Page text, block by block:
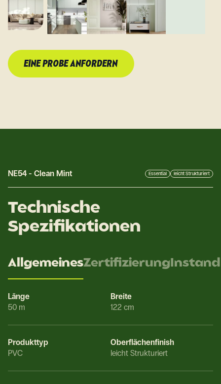
EINE PROBE ANFORDERN
NE54 - Clean Mint Essential leicht Strukturiert
Technische
Spezifikationen
AllgemeinesZertifizierung
Länge
50 m
Breite
122 cm
Produkttyp
PVC
Oberflächenfinish
leicht Strukturiert